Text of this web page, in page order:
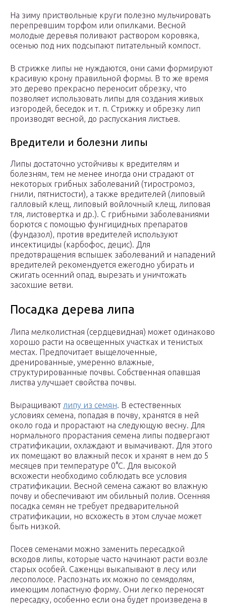
На зиму приствольные круги полезно мульчировать
перепревшим торфом или опилками. Весной
молодые деревья поливают раствором коровяка,
осенью под них подсыпают питательный компост.
В стрижке липы не нуждаются, они сами формируют
красивую крону правильной формы. В то же время
это дерево прекрасно переносит обрезку, что
позволяет использовать липы для создания живых
изгородей, беседок и т. п. Стрижку и обрезку лип
производят весной, до распускания листьев.
Вредители и болезни липы
Липы достаточно устойчивы к вредителям и
болезням, тем не менее иногда они страдают от
некоторых грибных заболеваний (тиростромоз,
гнили, пятнистости), а также вредителей (липовый
галловый клещ, липовый войлочный клещ, липовая
тля, листовертка и др.). С грибными заболеваниями
борются с помощью фунгицидных препаратов
(фундазол), против вредителей используют
инсектициды (карбофос, децис). Для
предотвращения вспышек заболеваний и нападений
вредителей рекомендуется ежегодно убирать и
сжигать осенний опад, вырезать и уничтожать
засохшие ветви.
Посадка дерева липа
Липа мелколистная (сердцевидная) может одинаково
хорошо расти на освещенных участках и тенистых
местах. Предпочитает выщелоченные,
дренированные, умеренно влажные,
структурированные почвы. Собственная опавшая
листва улучшает свойства почвы.
Выращивают липу из семян. В естественных
условиях семена, попадая в почву, хранятся в ней
около года и прорастают на следующую весну. Для
нормального прорастания семена липы подвергают
стратификации, охлаждают и вымачивают. Для этого
их помещают во влажный песок и хранят в нем до 5
месяцев при температуре 0°С. Для высокой
всхожести необходимо соблюдать все условия
стратификации. Весной семена сажают во влажную
почву и обеспечивают им обильный полив. Осенняя
посадка семян не требует предварительной
стратификации, но всхожесть в этом случае может
быть низкой.
Посев семенами можно заменить пересадкой
всходов липы, которые часто начинают расти возле
старых особей. Саженцы выкапывают в лесу или
лесополосе. Распознать их можно по семядолям,
имеющим лопастную форму. Они легко переносят
пересадку, особенно если она будет произведена в